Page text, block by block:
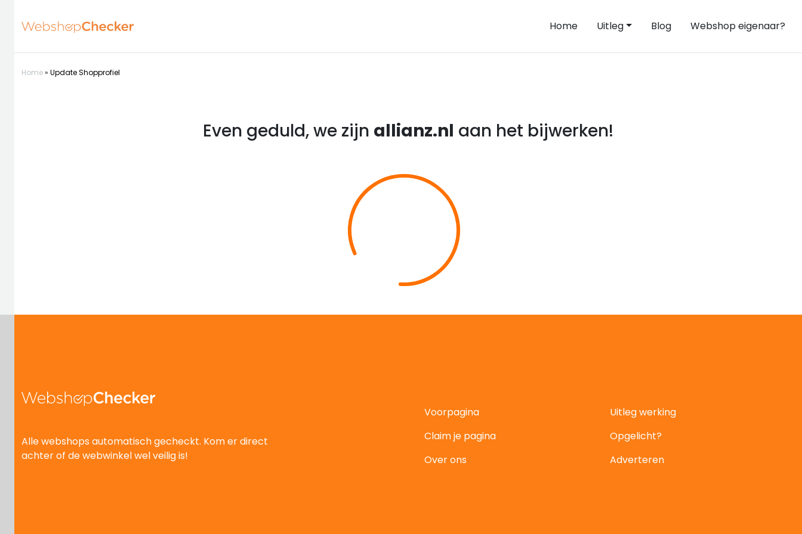
Home Uitleg Blog Webshop eigenaar?
Home» Update Shopprofiel
Even geduld, we zijn allianz.nl aan het bijwerken!
Alle webshops automatisch gecheckt. Kom er direct
achter of de webwinkel wel veilig is!
Voorpagina
Uitleg werking
Claim je pagina
Opgelicht?
Over ons
Adverteren